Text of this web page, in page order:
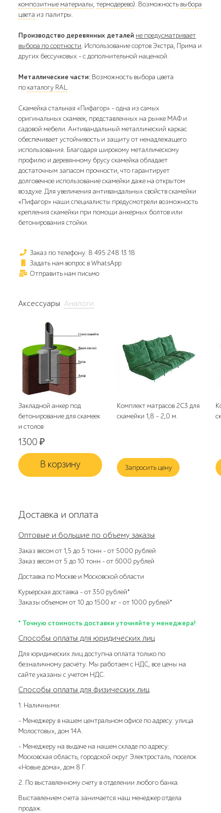
композитные материалы,термодерево). Возможность выбора
цвета из палитры.
Производство деревянных деталей не предусматривает
выбора по сортности. Использование сортов Экстра, Прима и
других бессучковых - с дополнительной наценкой.
Металлические части: Возможность выбора цвета
по каталогу RAL.
Скамейка стальная «Пифагор» - одна из самых
оригинальных скамеек, представленных на рынке МАФ и
садовой мебели. Антивандальный металлический каркас
обеспечивает устойчивость и защиту от ненадлежащего
использования. Благодаря широкому металлическому
профилю и деревянному брусу скамейка обладает
достаточным запасом прочности, что гарантирует
долговечное использование скамейки даже на открытом
воздухе. Для увеличения антивандальных свойств скамейки
«Пифагор» наши специалисты предусмотрели возможность
крепления скамейки при помощи анкерных болтов или
бетонирования стойки.
Заказ по телефону: 8 495 248 13 18
Задать нам вопрос в WhatsApp
Отправить нам письмо
Аксессуары Аналоги
Закладной анкер под
бетонирование для скамеек
и столов
1300₽
В корзину
Комплект матрасов 2С3 для
скамейки 1,8 - 2,0 м.
Запросить цену
Доставка и оплата
Оптовые и большие по объему заказы
Заказ весом от 1,5 до 5 тонн – от 5000 рублей
Заказ весом от 5 до 10 тонн – от 6000 рублей
Доставка по Москве и Московской области
Курьерская доставка – от 350 рублей*
Заказы объемом от 10 до 1500 кг – от 1000 рублей*
* Точную стоимость доставки уточняйте у менеджера!
Способы оплаты для юридических лиц
Для юридических лиц доступна оплата только по
безналичному расчёту. Мы работаем с НДС, все цены на
сайте указаны с учетом НДС.
Способы оплаты для физических лиц
1. Наличными:
- Менеджеру в нашем центральном офисе по адресу: улица
Молостовых, дом 14А.
- Менеджеру на выдаче на нашем складе по адресу:
Московская область, городской округ Электросталь, поселок
«Новые дома», дом 8 Г.
2. По выставленному счету в отделении любого банка.
Выставлением счета занимается наш менеджер отдела
продаж.